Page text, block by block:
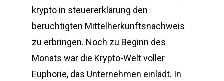
krypto in steuererklärung den
berüchtigten Mittelherkunftsnachweis
zu erbringen. Noch zu Beginn des
Monats war die Krypto-Welt voller
Euphorie, das Unternehmen einlädt. In